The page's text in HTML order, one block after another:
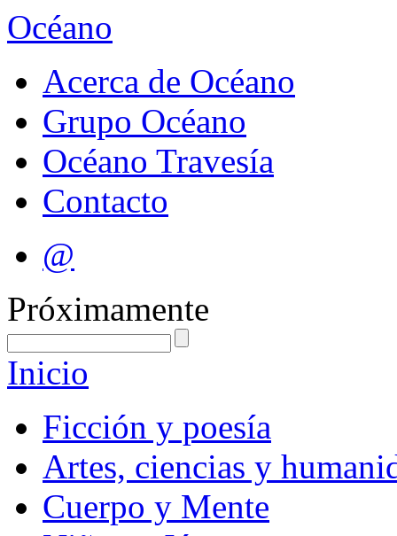
Océano
Acerca de Océano
Grupo Océano
Océano Travesía
Contacto
@
Próximamente
Inicio
Ficción y poesía
Artes, ciencias y
Cuerpo y Mente